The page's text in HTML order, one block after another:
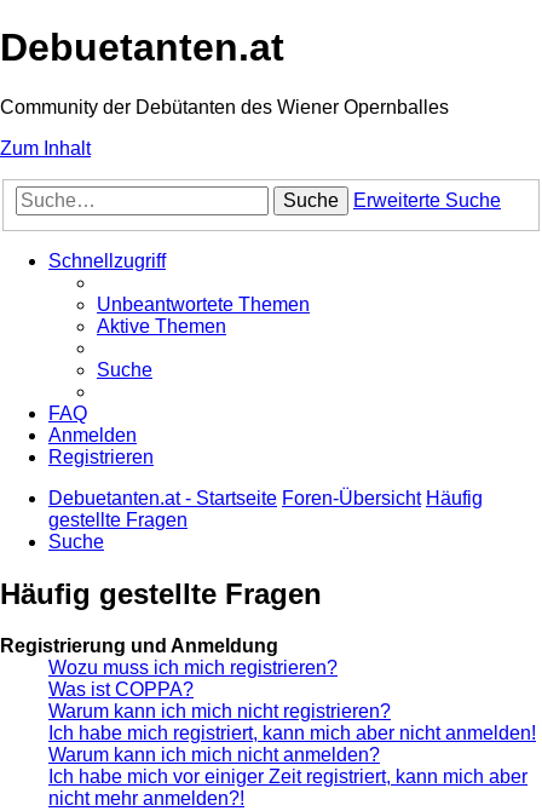
Debuetanten.at
Community der Debütanten des Wiener Opernballes
Zum Inhalt
Suche Erweiterte Suche
Schnellzugriff
Unbeantwortete Themen
Aktive Themen
Suche
FAQ
Anmelden
Registrieren
Debuetanten.at - Startseite Foren-Übersicht Häufig
gestellte Fragen
Suche
Häufig gestellte Fragen
Registrierung und Anmeldung
Wozu muss ich mich registrieren?
Was ist COPPA?
Warum kann ich mich nicht registrieren?
Ich habe mich registriert, kann mich aber nicht anmelden!
Warum kann ich mich nicht anmelden?
Ich habe mich vor einiger Zeit registriert, kann mich aber
nicht mehr anmelden?!